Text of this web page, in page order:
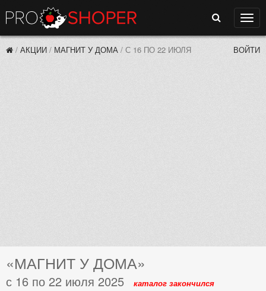
Поиск
/ АКЦИИ / МАГНИТ У ДОМА / С 16 ПО 22 ИЮЛЯ ВОЙТИ
«МАГНИТ У ДОМА»
с 16 по 22 июля 2025
каталог закончился